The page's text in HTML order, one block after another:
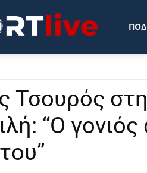
Sportlive.gr
Τσουρός
“Ο